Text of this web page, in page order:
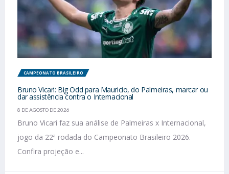
CAMPEONATO BRASILEIRO
Bruno Vicari: Big Odd para Mauricio, do Palmeiras, marcar ou
dar assistência contra o Internacional
8 DE AGOSTO DE 2026
Bruno Vicari faz sua análise de Palmeiras x Internacional,
jogo da 22ª rodada do Campeonato Brasileiro 2026.
Confira projeção e...